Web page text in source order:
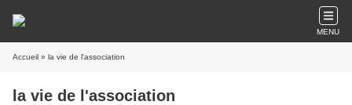
MENU
Accueil » la vie de l'association
la vie de l'association